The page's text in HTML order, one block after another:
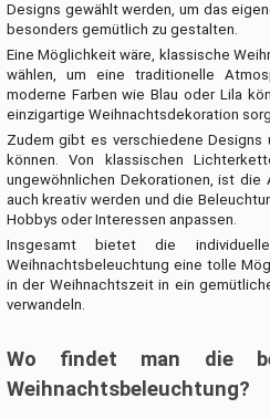
Designs gewählt werden, um das
besonders gemütlich zu gestalten.
Eine Möglichkeit wäre, klassische
wählen, um eine traditionelle
moderne Farben wie Blau oder Lila
einzigartige Weihnachtsdekoration
Zudem gibt es verschiedene Designs
können. Von klassischen
ungewöhnlichen Dekorationen, ist die
auch kreativ werden und die
Hobbys oder Interessen anpassen.
Insgesamt bietet die
Weihnachtsbeleuchtung eine tolle
in der Weihnachtszeit in ein
verwandeln.
Wo findet man die
Weihnachtsbeleuchtung?